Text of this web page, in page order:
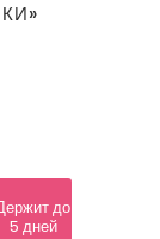
до
5 дней